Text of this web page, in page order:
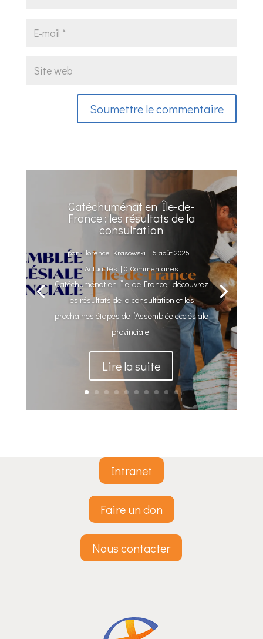
Soumettre le commentaire
Catéchuménat en Île-de-
France : les résultats de la
consultation
parFlorence Krasowski |6 août 2026 |
Actualités | 0 Commentaires
Catéchuménat en Île-de-France : découvrez
les résultats de la consultation et les
prochaines étapes de l’Assemblée ecclésiale
provinciale.
Lire la suite
Intranet
Faire un don
Nous contacter